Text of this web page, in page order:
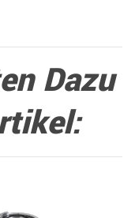
Dazu